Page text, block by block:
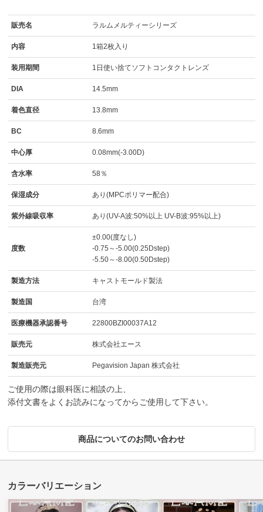
販売名 ラルムメルティーシリーズ
内容 1箱2枚入り
装用期間 1日使い捨てソフトコンタクトレンズ
DIA 14.5mm
着色直径 13.8mm
BC 8.6mm
中心厚 0.08mm(-3.00D)
含水率 58％
保湿成分 あり(MPCポリマー配合)
紫外線吸収率 あり(UV-A波:50%以上 UV-B波:95%以上)
度数
±0.00(度なし)
-0.75～-5.00(0.25Dstep)
-5.50～-8.00(0.50Dstep)
製造方法 キャストモールド製法
製造国 台湾
医療機器承認番号 22800BZI00037A12
販売元 株式会社エース
製造販売元 Pegavision Japan 株式会社
ご使用の際は眼科医に相談の上、
添付文書をよくお読みになってからご使用して下さい。
商品についてのお問い合わせ